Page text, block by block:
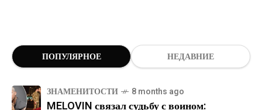
ПОПУЛЯРНОЕ НЕДАВНИЕ
ЗНАМЕНИТОСТИ 8 months ago
MELOVIN связал судьбу с воином: